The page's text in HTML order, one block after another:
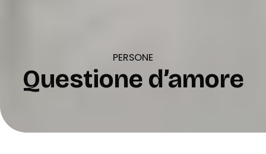
PERSONE
Questione d’amore